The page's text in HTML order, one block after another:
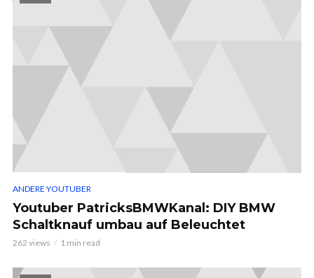
ANDERE YOUTUBER
Youtuber PatricksBMWKanal: DIY BMW
Schaltknauf umbau auf Beleuchtet
262 views 1 min read